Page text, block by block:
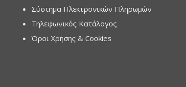
Σύστημα Ηλεκτρονικών Πληρωμών
Τηλεφωνικός Κατάλογος
Όροι Χρήσης & Cookies